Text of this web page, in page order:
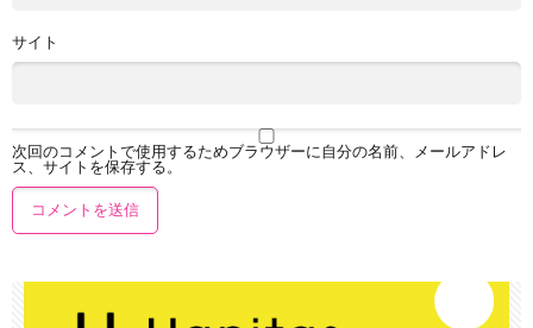
サイト
次回のコメントで使用するためブラウザーに自分の名前、メールアドレ
ス、サイトを保存する。